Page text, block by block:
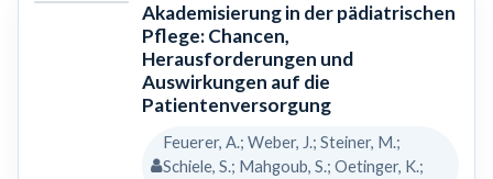
Akademisierung in der pädiatrischen
Pflege: Chancen,
Herausforderungen und
Auswirkungen auf die
Patientenversorgung
Feuerer, A.; Weber, J.; Steiner, M.;
Schiele, S.; Mahgoub, S.; Oetinger, K.;